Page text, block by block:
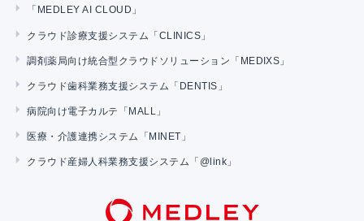
「MEDLEY AI CLOUD」
クラウド診療支援システム「CLINICS」
調剤薬局向け統合型クラウドソリューション「MEDIXS」
クラウド歯科業務支援システム「DENTIS」
病院向け電子カルテ「MALL」
医療・介護連携システム「MINET」
クラウド産婦人科業務支援システム「@link」